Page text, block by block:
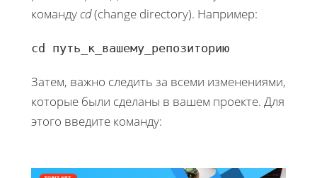
командуcd(change directory). Например:
cd путь_к_вашему_репозиторию
Затем, важно следить за всеми изменениями,
которые были сделаны в вашем проекте. Для
этого введите команду: